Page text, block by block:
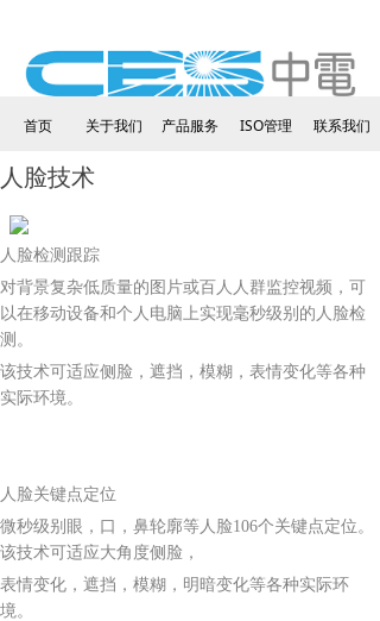
首页 关于我们 产品服务 ISO管理 联系我们
人脸技术
人脸检测跟踪
对背景复杂低质量的图片或百人人群监控视频，可
以在移动设备和个人电脑上实现毫秒级别的人脸检
测。
该技术可适应侧脸，遮挡，模糊，表情变化等各种
实际环境。
人脸关键点定位
微秒级别眼，口，鼻轮廓等人脸106个关键点定位。
该技术可适应大角度侧脸，
表情变化，遮挡，模糊，明暗变化等各种实际环
境。